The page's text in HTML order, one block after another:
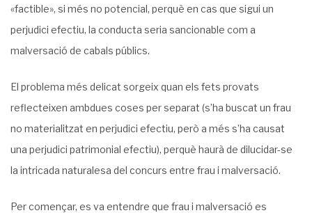
«factible», si més no potencial, perquè en cas que sigui un
perjudici efectiu, la conducta seria sancionable com a
malversació de cabals públics.
El problema més delicat sorgeix quan els fets provats
reflecteixen ambdues coses per separat (s’ha buscat un frau
no materialitzat en perjudici efectiu, però a més s’ha causat
una perjudici patrimonial efectiu), perquè haurà de dilucidar-se
la intricada naturalesa del concurs entre frau i malversació.
Per començar, es va entendre que frau i malversació es